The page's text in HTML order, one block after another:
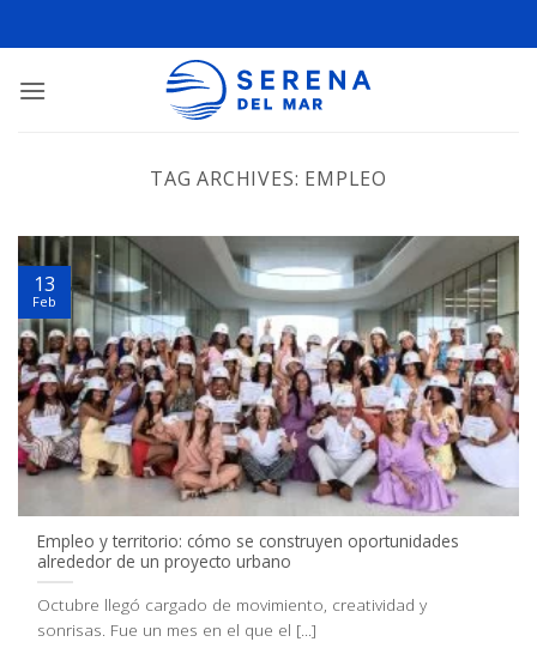
TAG ARCHIVES: EMPLEO
Empleo y territorio: cómo se construyen oportunidades
alrededor de un proyecto urbano
Octubre llegó cargado de movimiento, creatividad y
sonrisas. Fue un mes en el que el [...]
13
Feb